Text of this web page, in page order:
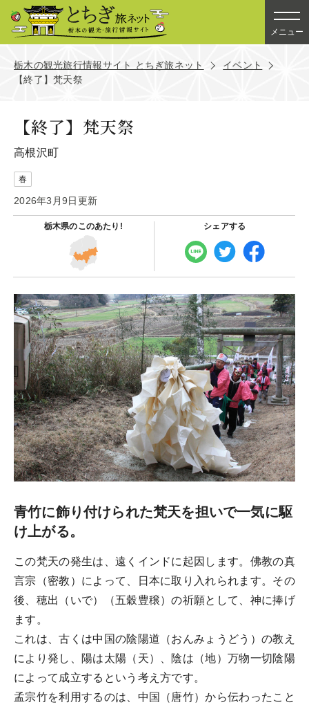
メニュー
栃木の観光旅行情報サイト とちぎ旅ネット
イベント
【終了】梵天祭
【終了】梵天祭
高根沢町
春
2026年3月9日更新
栃木県のこのあたり! シェアする
青竹に飾り付けられた梵天を担いで一気に駆
け上がる。
この梵天の発生は、遠くインドに起因します。佛教の真
言宗（密教）によって、日本に取り入れられます。その
後、穂出（いで）（五穀豊穣）の祈願として、神に捧げ
ます。
これは、古くは中国の陰陽道（おんみょうどう）の教え
により発し、陽は太陽（天）、陰は（地）万物一切陰陽
によって成立するという考え方です。
孟宗竹を利用するのは、中国（唐竹）から伝わったこと